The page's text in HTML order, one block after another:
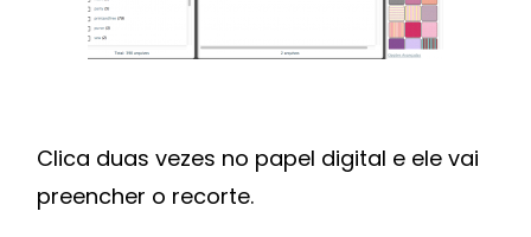
Clica duas vezes no papel digital e ele vai
preencher o recorte.